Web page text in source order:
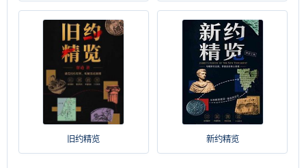
旧约精览 新约精览